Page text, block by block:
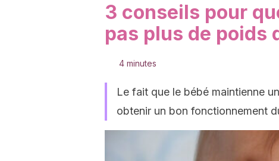
3 conseils pour
pas plus de poids
4 minutes
Le fait que le bébé maintienne
obtenir un bon fonctionnement